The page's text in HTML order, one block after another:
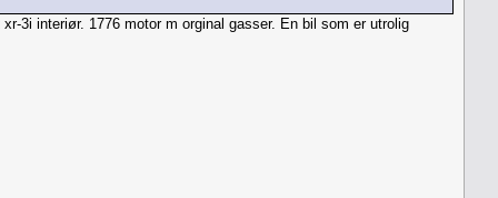
3i interiør. 1776 motor m orginal gasser. En bil som er utrolig